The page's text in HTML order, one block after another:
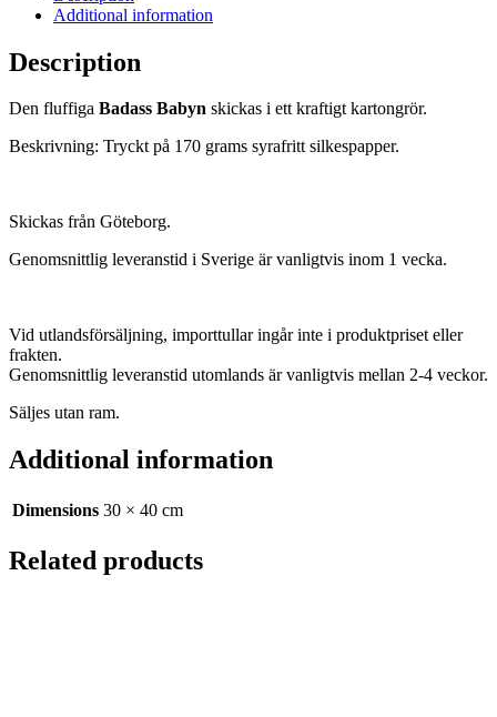
Additional information
Description
Den fluffiga Badass Babyn skickas i ett kraftigt kartongrör.
Beskrivning: Tryckt på 170 grams syrafritt silkespapper.
Skickas från Göteborg.
Genomsnittlig leveranstid i Sverige är vanligtvis inom 1 vecka.
Vid utlandsförsäljning, importtullar ingår inte i produktpriset eller
frakten.
Genomsnittlig leveranstid utomlands är vanligtvis mellan 2-4 veckor.
Säljes utan ram.
Additional information
Dimensions 30 × 40 cm
Related products